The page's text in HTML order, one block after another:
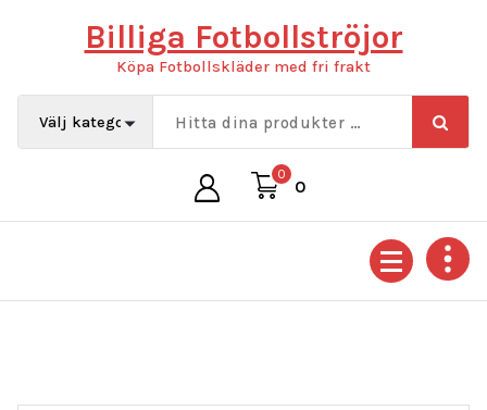
Billiga Fotbollströjor
Köpa Fotbollskläder med fri frakt
0
0